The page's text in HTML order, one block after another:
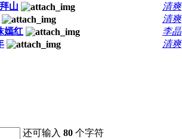
山
清爽
清爽
嫣红
李晶
清爽
还可输入80 个字符